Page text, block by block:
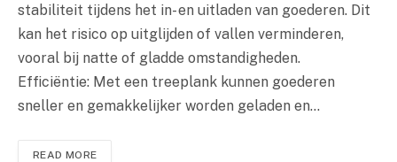
stabiliteit tijdens het in- en uitladen van goederen. Dit
kan het risico op uitglijden of vallen verminderen,
vooral bij natte of gladde omstandigheden.
Efficiëntie: Met een treeplank kunnen goederen
sneller en gemakkelijker worden geladen en…
READ MORE